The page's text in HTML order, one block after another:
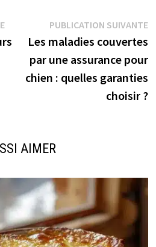
Publication
précédente :
PUBLICATION SUIVANTE
Les maladies couvertes
par une assurance pour
chien : quelles garanties
choisir ?
AIMER